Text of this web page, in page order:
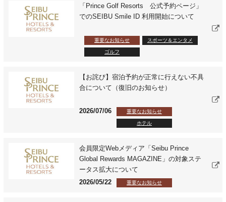
「Prince Golf Resorts 公式予約ページ」
でのSEIBU Smile ID 利用開始について
重要なお知らせ スポーツ＆エンタメ
ゴルフ
【お詫び】宿泊予約が正常に行えない不具
合について（復旧のお知らせ）
2026/07/06 重要なお知らせ
ホテル
会員限定Webメディア「Seibu Prince
Global Rewards MAGAZINE」の対象ステ
ータス拡大について
2026/05/22
重要なお知らせ